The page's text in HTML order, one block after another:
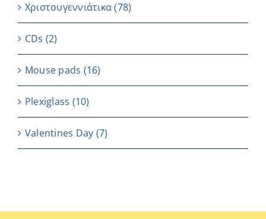
Χριστουγεννιάτικα(78)
CDs (2)
Μouse pads (16)
Plexiglass (10)
Valentines Day (7)